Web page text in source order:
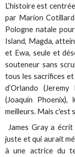
L’histoire est
par Marion
Pologne natale
Island, Magda,
et Ewa, seule et
souteneur sans
tous les sacrifices
d’Orlando
(Joaquin
meilleurs. Mais c'est
James Gray a
juste et qui aurait
à une actrice du